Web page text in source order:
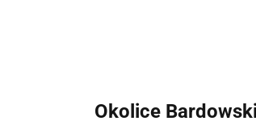
Okolice